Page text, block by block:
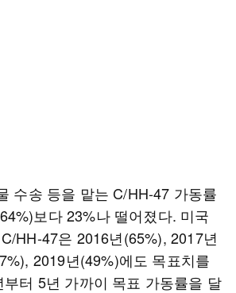
수송 등을 맡는 C/HH-47 가동률
보다 23%나 떨어졌다. 미국
HH-47은 2016년(65%), 2017년
2019년(49%)에도 목표치를
터 5년 가까이 목표 가동률을 달